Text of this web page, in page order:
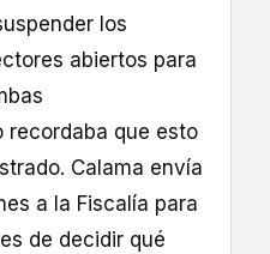
los
abiertos para
recordaba que esto
Calama envía
a la Fiscalía para
de decidir qué